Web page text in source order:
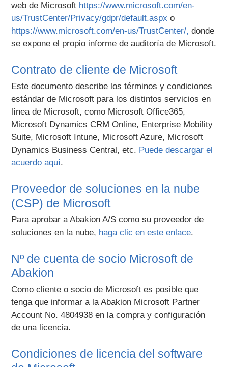
web de Microsoft https://www.microsoft.com/en-
us/TrustCenter/Privacy/gdpr/default.aspx o
https://www.microsoft.com/en-us/TrustCenter/, donde
se expone el propio informe de auditoría de Microsoft.
Contrato de cliente de Microsoft
Este documento describe los términos y condiciones
estándar de Microsoft para los distintos servicios en
línea de Microsoft, como Microsoft Office365,
Microsoft Dynamics CRM Online, Enterprise Mobility
Suite, Microsoft Intune, Microsoft Azure, Microsoft
Dynamics Business Central, etc. Puede descargar el
acuerdo aquí.
Proveedor de soluciones en la nube
(CSP) de Microsoft
Para aprobar a Abakion A/S como su proveedor de
soluciones en la nube, haga clic en este enlace.
Nº de cuenta de socio Microsoft de
Abakion
Como cliente o socio de Microsoft es posible que
tenga que informar a la Abakion Microsoft Partner
Account No. 4804938 en la compra y configuración
de una licencia.
Condiciones de licencia del software